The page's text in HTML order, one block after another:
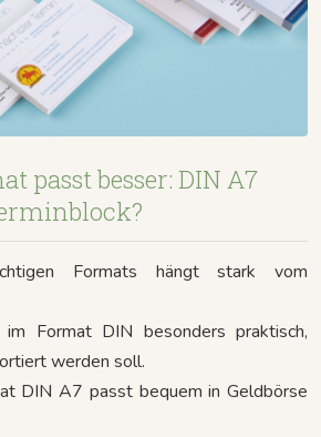
passt besser: DIN A7
Formats hängt stark vom
Format DIN besonders praktisch,
werden soll.
DIN A7 passt bequem in Geldbörse